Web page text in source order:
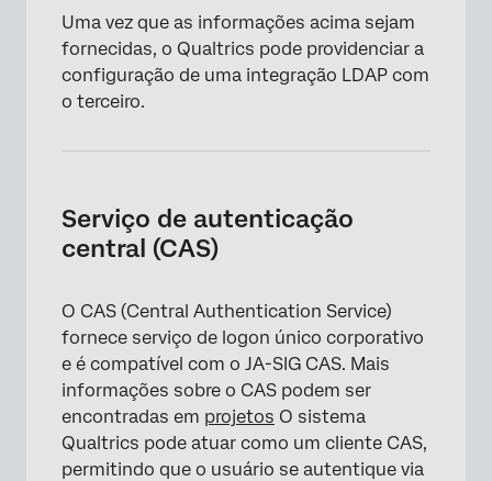
Uma vez que as informações acima sejam
fornecidas, o Qualtrics pode providenciar a
configuração de uma integração LDAP com
o terceiro.
Serviço de autenticação
central (CAS)
O CAS (Central Authentication Service)
fornece serviço de logon único corporativo
e é compatível com o JA-SIG CAS. Mais
informações sobre o CAS podem ser
encontradas em projetos O sistema
Qualtrics pode atuar como um cliente CAS,
permitindo que o usuário se autentique via